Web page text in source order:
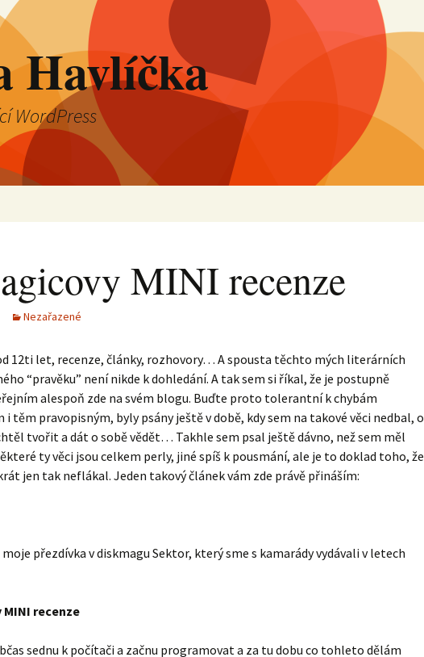
Havlíčka
WordPress
MINI recenze
Nezařazené
12ti let, recenze, články, rozhovory… A spousta těchto mých literárních
“pravěku” není nikde k dohledání. A tak sem si říkal, že je postupně
alespoň zde na svém blogu. Buďte proto tolerantní k chybám
těm pravopisným, byly psány ještě v době, kdy sem na takové věci nedbal, o
tvořit a dát o sobě vědět… Takhle sem psal ještě dávno, než sem měl
ty věci jsou celkem perly, jiné spíš k pousmání, ale je to doklad toho, že
jen tak neflákal. Jeden takový článek vám zde právě přináším:
přezdívka v diskmagu Sektor, který sme s kamarády vydávali v letech
MINI recenze
sednu k počítači a začnu programovat a za tu dobu co tohleto dělám